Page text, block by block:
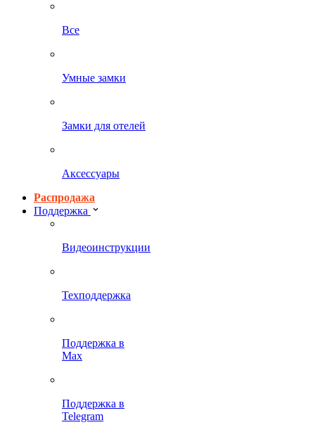
Все
Умные замки
Замки для отелей
Аксессуары
Распродажа
Поддержка
Видеоинструкции
Техподдержка
Поддержка в
Max
Поддержка в
Telegram